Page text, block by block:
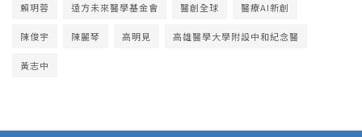
賴玥蓉 遠方未來醫學基金會 醫創全球 醫療AI新創
陳俊宇 陳麗琴 高明見 高雄醫學大學附設中和紀念醫
黃志中